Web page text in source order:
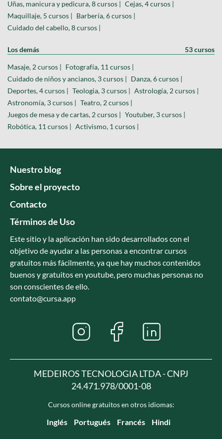
Uñas, manicura y pedicura, 8 cursos | Cejas, 4 cursos |
Maquillaje, 5 cursos | Barbería, 6 cursos |
Cuidado del cabello, 8 cursos |
Los demás 53 cursos
Masaje, 2 cursos | Fotografía, 11 cursos |
Cuidado de niños y ancianos, 3 cursos | Danza, 6 cursos |
Deportes, 4 cursos | Teologia, 3 cursos | Astrología, 2 cursos |
Astronomía, 3 cursos | Teatro, 2 cursos |
Juegos de mesa y de cartas, 2 cursos | Youtuber, 3 cursos |
Robótica, 11 cursos | Activismo, 1 cursos |
Nuestro blog
Sobre el proyecto
Contacto
Términos de Uso
Este sitio y la aplicación han sido desarrollados con el
objetivo de ayudar a las personas a encontrar cursos
gratuitos más fácilmente, ya que hay muchos contenidos
buenos y gratuitos en youtube, pero muchas personas no
son conscientes de ello.
contato@cursa.app
MEDEIROS TECNOLOGIA LTDA - CNPJ
24.471.978/0001-08
Cursos online gratuitos en otros idiomas:
Inglés Portugués Francés Hindi